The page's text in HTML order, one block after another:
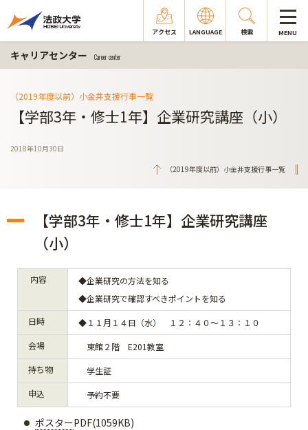
アクセス LANGUAGE 検索 MENU
キャリアセンター Career center
（2019年度以前）小金井支援行事一覧
【学部3年・修士1年】企業研究講座（小）
2018年10月30日
（2019年度以前）小金井支援行事一覧
【学部3年・修士1年】企業研究講座
（小）
内容
◆企業研究の方法を知る
◆企業研究で確認すべきポイントを知る
日時
◆１１月１４日（水） １２：４０～１３：１０
会場
東館２階 E201教室
持ち物
学生証
申込
予約不要
ポスターPDF(1059KB)